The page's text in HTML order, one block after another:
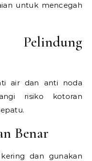
untuk mencegah
Pelindung
air dan anti noda
risiko kotoran
Benar
dan gunakan